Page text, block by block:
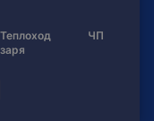
Теплоход
заря
ЧП